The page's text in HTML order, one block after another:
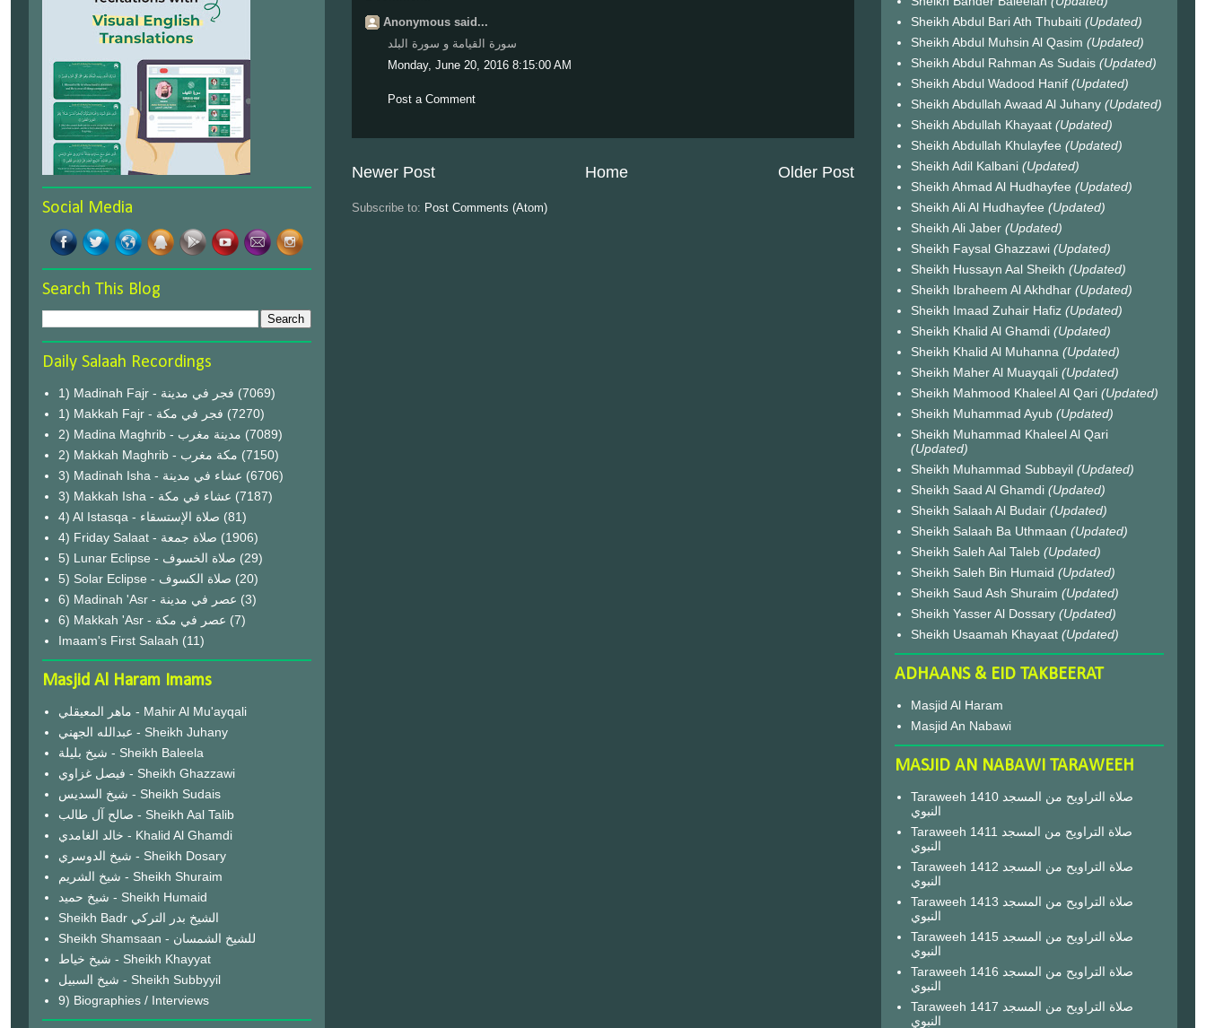
Anonymous said...
سورة القيامة و سورة البلد
Monday, June 20, 2016 8:15:00 AM
Post a Comment
Newer Post Older Post
Home
Subscribe to: Post Comments (Atom)
Social Media
Search This Blog
Daily Salaah Recordings
1) Madinah Fajr - فجر في مدينة (7069)
1) Makkah Fajr - فجر في مكة (7270)
2) Madina Maghrib - مدينة مغرب (7089)
2) Makkah Maghrib - مكة مغرب (7150)
3) Madinah Isha - عشاء في مدينة (6706)
3) Makkah Isha - عشاء في مكة (7187)
4) Al Istasqa - صلاة الإستسقاء (81)
4) Friday Salaat - صلاة جمعة (1906)
5) Lunar Eclipse - صلاة الخسوف (29)
(20)
6) Madinah 'Asr - عصر في مدينة (3)
6) Makkah 'Asr - عصر في مكة (7)
Imaam's First Salaah (11)
Masjid Al Haram Imams
ماهر المعيقلي - Mahir Al Mu'ayqali
عبدالله الجهني - Sheikh Juhany
شيخ بليلة - Sheikh Baleela
فيصل غزاوي - Sheikh Ghazzawi
شيخ السديس - Sheikh Sudais
صالح آل طالب - Sheikh Aal Talib
خالد الغامدي - Khalid Al Ghamdi
شيخ الدوسري - Sheikh Dosary
شيخ الشريم - Sheikh Shuraim
شيخ حميد - Sheikh Humaid
Sheikh Badr الشيخ بدر التركي
Sheikh Shamsaan - للشيخ الشمسان
شيخ خياط - Sheikh Khayyat
شيخ السبيل - Sheikh Subbyyil
9) Biographies / Interviews
Sheikh Abdul Bari Ath Thubaiti (Updated)
Sheikh Abdul Muhsin Al Qasim (Updated)
Sheikh Abdul Rahman As Sudais (Updated)
Sheikh Abdul Wadood Hanif (Updated)
Sheikh Abdullah Awaad Al Juhany (Updated)
Sheikh Abdullah Khayaat (Updated)
Sheikh Abdullah Khulayfee (Updated)
Sheikh Adil Kalbani (Updated)
Sheikh Ahmad Al Hudhayfee (Updated)
Sheikh Ali Al Hudhayfee (Updated)
Sheikh Ali Jaber (Updated)
Sheikh Faysal Ghazzawi (Updated)
Sheikh Hussayn Aal Sheikh (Updated)
Sheikh Ibraheem Al Akhdhar (Updated)
Sheikh Imaad Zuhair Hafiz (Updated)
Sheikh Khalid Al Ghamdi (Updated)
Sheikh Khalid Al Muhanna (Updated)
Sheikh Maher Al Muayqali (Updated)
Sheikh Mahmood Khaleel Al Qari (Updated)
Sheikh Muhammad Ayub (Updated)
Sheikh Muhammad Khaleel Al Qari
(Updated)
Sheikh Muhammad Subbayil (Updated)
Sheikh Saad Al Ghamdi (Updated)
Sheikh Salaah Al Budair (Updated)
Sheikh Salaah Ba Uthmaan (Updated)
Sheikh Saleh Aal Taleb (Updated)
Sheikh Saleh Bin Humaid (Updated)
Sheikh Saud Ash Shuraim (Updated)
Sheikh Yasser Al Dossary (Updated)
Sheikh Usaamah Khayaat (Updated)
ADHAANS & EID TAKBEERAT
Masjid Al Haram
Masjid An Nabawi
MASJID AN NABAWI TARAWEEH
Taraweeh 1410 صلاة التراويح من المسجد
النبوي
Taraweeh 1411 صلاة التراويح من المسجد
النبوي
Taraweeh 1412 صلاة التراويح من المسجد
النبوي
Taraweeh 1413 صلاة التراويح من المسجد
النبوي
Taraweeh 1415 صلاة التراويح من المسجد
النبوي
Taraweeh 1416 صلاة التراويح من المسجد
النبوي
Taraweeh 1417 صلاة التراويح من المسجد
النبوي